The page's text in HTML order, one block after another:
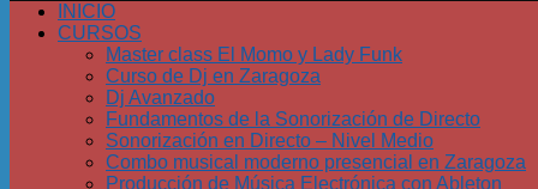
INICIO
CURSOS
Master class El Momo y Lady Funk
Curso de Dj en Zaragoza
Dj Avanzado
Fundamentos de la Sonorización de Directo
Sonorización en Directo – Nivel Medio
Combo musical moderno presencial en Zaragoza
Producción de Música Electrónica con Ableton